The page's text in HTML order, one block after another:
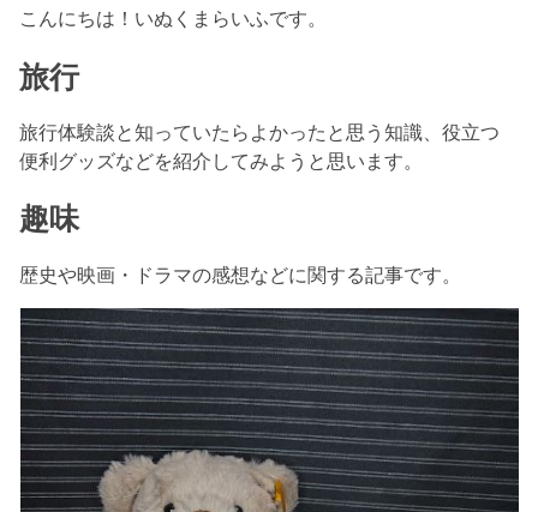
こんにちは！いぬくまらいふです。
旅行
旅行体験談と知っていたらよかったと思う知識、役立つ
便利グッズなどを紹介してみようと思います。
趣味
歴史や映画・ドラマの感想などに関する記事です。